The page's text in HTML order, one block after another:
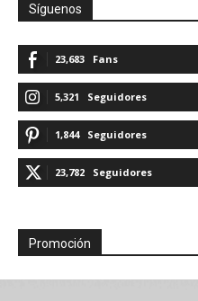
Síguenos
23,683 Fans
5,321 Seguidores
1,844 Seguidores
23,782 Seguidores
Promoción